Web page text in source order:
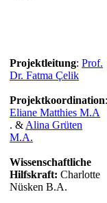
Projektleitung:Prof.
Dr. Fatma Çelik​
Projektkoordination
Eliane Matthies M.A​
. & Alina Grüten
M.A.​
Wissenschaftliche
Hilfskraft: Charlotte
Nüsken B.A. ​